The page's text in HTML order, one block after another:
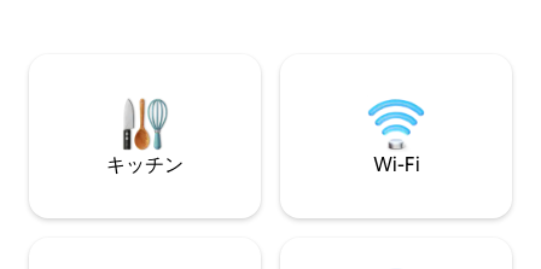
たす滞在を✨
キッチン Wi-Fi